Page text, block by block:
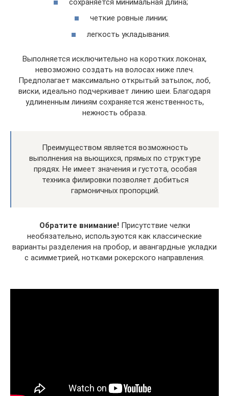
четкие ровные линии;
легкость укладывания.
Выполняется исключительно на коротких локонах,
невозможно создать на волосах ниже плеч.
Предполагает максимально открытый затылок, лоб,
виски, идеально подчеркивает линию шеи. Благодаря
удлиненным линиям сохраняется женственность,
нежность образа.
Преимуществом является возможность
выполнения на вьющихся, прямых по структуре
прядях. Не имеет значения и густота, особая
техника филировки позволяет добиться
гармоничных пропорций.
Обратите внимание! Присутствие челки
необязательно, используются как классические
варианты разделения на пробор, и авангардные укладки
с асимметрией, нотками рокерского направления.